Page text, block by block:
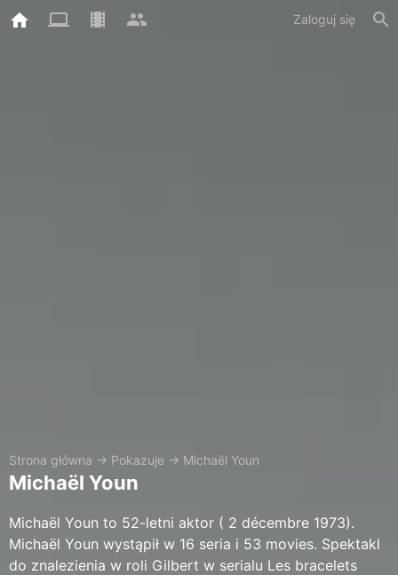
Zaloguj się
Strona główna → Pokazuje → Michaël Youn
Michaël Youn
Michaël Youn to 52-letni aktor ( 2 décembre 1973).
Michaël Youn wystąpił w 16 seria i 53 movies. Spektakl
do znalezienia w roli Gilbert w serialu Les bracelets